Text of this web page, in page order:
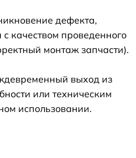
дефекта,
качеством проведенного
монтаж запчасти).
выход из
или техническим
использовании.